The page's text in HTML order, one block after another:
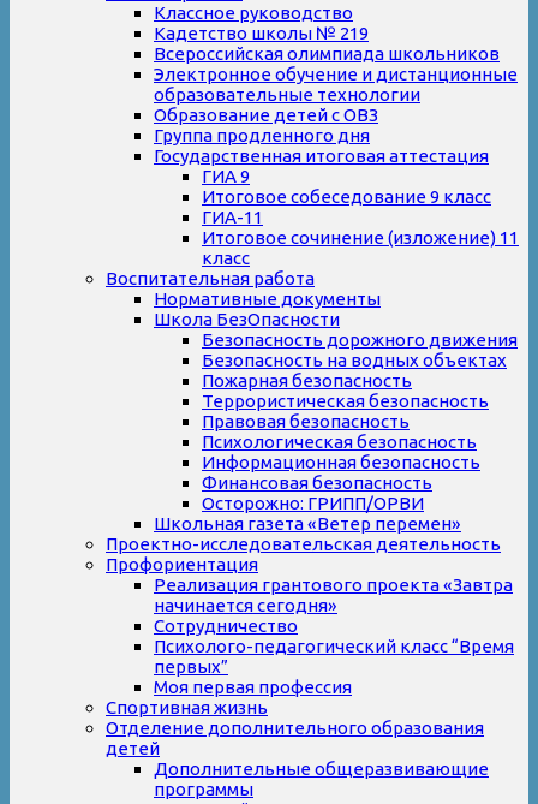
Классное руководство
Кадетство школы № 219
Всероссийская олимпиада школьников
Электронное обучение и дистанционные
образовательные технологии
Образование детей с ОВЗ
Группа продленного дня
Государственная итоговая аттестация
ГИА 9
Итоговое собеседование 9 класс
ГИА-11
Итоговое сочинение (изложение) 11
класс
Воспитательная работа
Нормативные документы
Школа БезОпасности
Безопасность дорожного движения
Безопасность на водных объектах
Пожарная безопасность
Террористическая безопасность
Правовая безопасность
Психологическая безопасность
Информационная безопасность
Финансовая безопасность
Осторожно: ГРИПП/ОРВИ
Школьная газета «Ветер перемен»
Проектно-исследовательская деятельность
Профориентация
Реализация грантового проекта «Завтра
начинается сегодня»
Сотрудничество
Психолого-педагогический класс “Время
первых”
Моя первая профессия
Спортивная жизнь
Отделение дополнительного образования
детей
Дополнительные общеразвивающие
программы